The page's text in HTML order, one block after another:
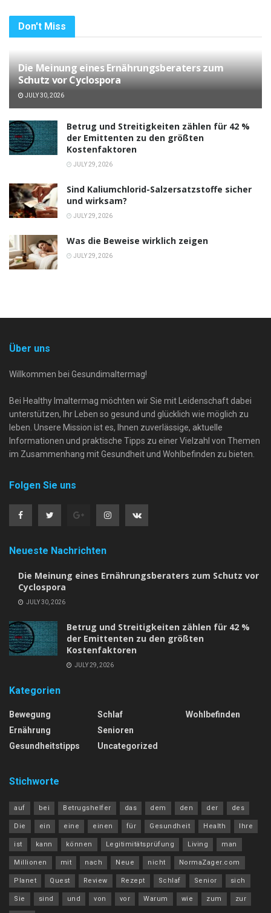
Don't Miss
Die Meinung eines Ernährungsberaters zum
Schutz vor Cyclospora
JULY 30, 2026
Betrug und Streitigkeiten zählen für 42 %
der Emittenten zu den größten
Kostenfaktoren
JULY 29, 2026
Sind Kaliumchlorid-Salzersatzstoffe sicher
und wirksam?
JULY 29, 2026
Was die Beweise wirklich zeigen
JULY 29, 2026
Über uns
Willkommen bei Gesundimaltermag!
Bei Healthy Imaltermag möchten wir Sie mit Leidenschaft dabei
unterstützen, Ihr Leben so gesund und glücklich wie möglich zu
leben. Unsere Mission ist es, Ihnen zuverlässige, aktuelle
Informationen und praktische Tipps zu einer Vielzahl von Themen
im Zusammenhang mit Gesundheit und Wohlbefinden zu bieten.
Folgen Sie uns
Neueste Nachrichten
Die Meinung eines Ernährungsberaters zum Schutz vor
Cyclospora
JULY 30, 2026
Betrug und Streitigkeiten zählen für 42 %
der Emittenten zu den größten
Kostenfaktoren
JULY 29, 2026
Kategorien
Bewegung
Ernährung
Gesundheitstipps
Schlaf
Senioren
Uncategorized
Wohlbefinden
Stichworte
auf bei Betrugshelfer das dem den der des
Die ein eine einen für Gesundheit Health Ihre
ist kann können Legitimitätsprüfung Living man
Millionen mit nach Neue nicht NormaZager.com
Planet Quest Review Rezept Schlaf Senior sich
Sie sind und von vor Warum wie zum zur